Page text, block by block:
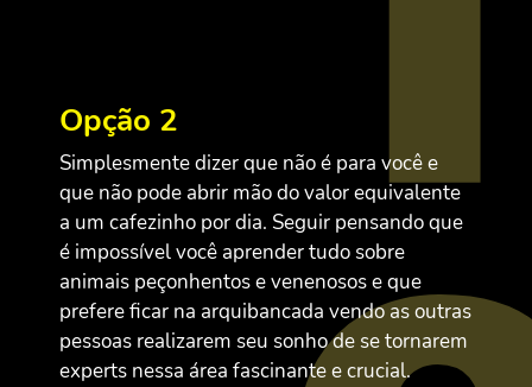
Opção 2
Simplesmente dizer que não é para você e
que não pode abrir mão do valor equivalente
a um cafezinho por dia. Seguir pensando que
é impossível você aprender tudo sobre
animais peçonhentos e venenosos e que
prefere ficar na arquibancada vendo as outras
pessoas realizarem seu sonho de se tornarem
experts nessa área fascinante e crucial.